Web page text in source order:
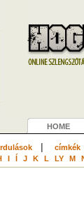
HOME
| címkék
I Í J K L LY M